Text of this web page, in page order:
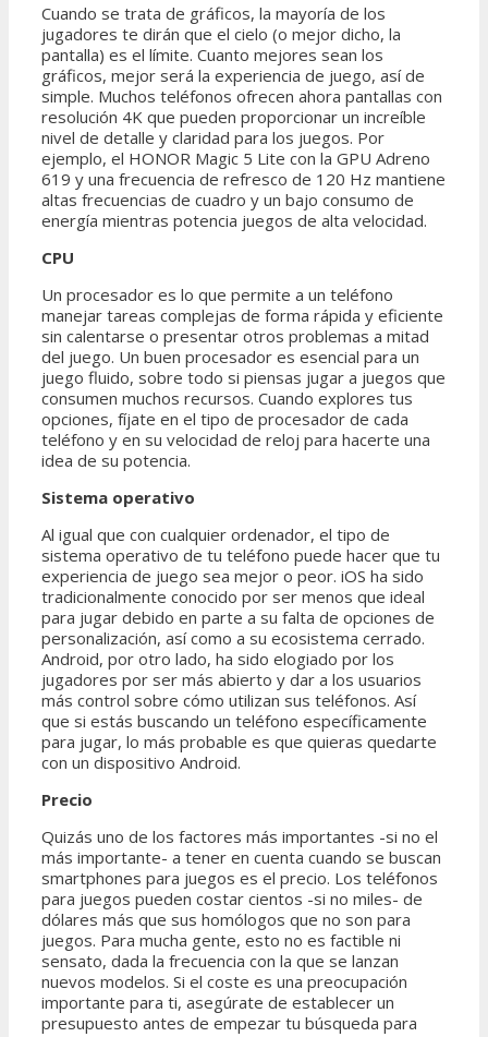
Cuando se trata de gráficos, la mayoría de los
jugadores te dirán que el cielo (o mejor dicho, la
pantalla) es el límite. Cuanto mejores sean los
gráficos, mejor será la experiencia de juego, así de
simple. Muchos teléfonos ofrecen ahora pantallas con
resolución 4K que pueden proporcionar un increíble
nivel de detalle y claridad para los juegos. Por
ejemplo, el HONOR Magic 5 Lite con la GPU Adreno
619 y una frecuencia de refresco de 120 Hz mantiene
altas frecuencias de cuadro y un bajo consumo de
energía mientras potencia juegos de alta velocidad.
CPU
Un procesador es lo que permite a un teléfono
manejar tareas complejas de forma rápida y eficiente
sin calentarse o presentar otros problemas a mitad
del juego. Un buen procesador es esencial para un
juego fluido, sobre todo si piensas jugar a juegos que
consumen muchos recursos. Cuando explores tus
opciones, fíjate en el tipo de procesador de cada
teléfono y en su velocidad de reloj para hacerte una
idea de su potencia.
Sistema operativo
Al igual que con cualquier ordenador, el tipo de
sistema operativo de tu teléfono puede hacer que tu
experiencia de juego sea mejor o peor. iOS ha sido
tradicionalmente conocido por ser menos que ideal
para jugar debido en parte a su falta de opciones de
personalización, así como a su ecosistema cerrado.
Android, por otro lado, ha sido elogiado por los
jugadores por ser más abierto y dar a los usuarios
más control sobre cómo utilizan sus teléfonos. Así
que si estás buscando un teléfono específicamente
para jugar, lo más probable es que quieras quedarte
con un dispositivo Android.
Precio
Quizás uno de los factores más importantes -si no el
más importante- a tener en cuenta cuando se buscan
smartphones para juegos es el precio. Los teléfonos
para juegos pueden costar cientos -si no miles- de
dólares más que sus homólogos que no son para
juegos. Para mucha gente, esto no es factible ni
sensato, dada la frecuencia con la que se lanzan
nuevos modelos. Si el coste es una preocupación
importante para ti, asegúrate de establecer un
presupuesto antes de empezar tu búsqueda para